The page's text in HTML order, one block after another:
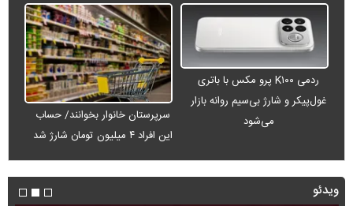
ردمی K۱۰۰ پرو مکس با باتری
غول‌پیکر و شارژ بی‌سیم روانه بازار
می‌شود
سرپرستان خانوار بخوانند/ حساب
این افراد ۴ میلیون تومان شارژ شد
ویدئو